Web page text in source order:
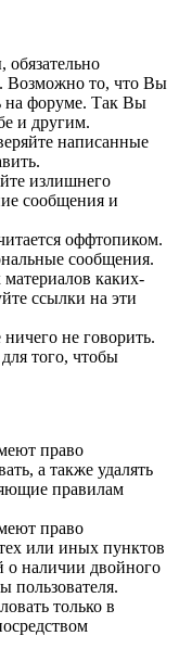
то, что Вы
на форуме. Так Вы
и другим.
написанные
излишнего
сообщения и
оффтопиком.
сообщения.
каких-
ссылки на эти
не говорить.
того, чтобы
право
а также удалять
правилам
право
или иных пунктов
о наличии двойного
пользователя.
только в